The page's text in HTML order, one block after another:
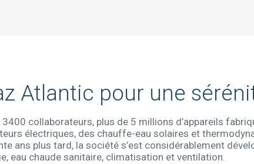
Atlantic pour une
collaborateurs, plus de 5 millions d’appareils
électriques, des chauffe-eau solaires et
ans plus tard, la société s’est considérablement
eau chaude sanitaire, climatisation et ventilation.